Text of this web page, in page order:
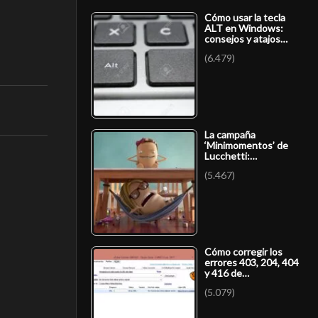
Cómo usar la tecla
ALT en Windows:
consejos y atajos…
(6.479)
La campaña
‘Minimomentos’ de
Lucchetti:…
(5.467)
Cómo corregir los
errores 403, 204, 404
y 416 de…
(5.079)